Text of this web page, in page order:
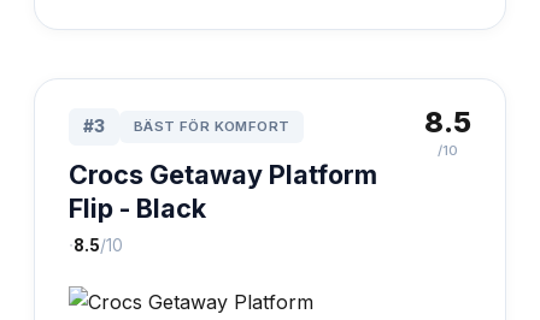
#3 BÄST FÖR KOMFORT
Crocs Getaway Platform
Flip - Black
·8.5/10
8.5
/10